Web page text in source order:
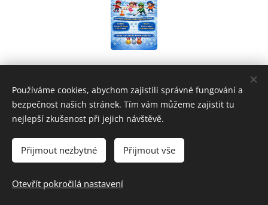
© 2024 Základní škola a Mateřská škola Uherský Brod-Havřice,
příspěvková organizace | Všechna práva vyhrazena.
Cookies
Používáme cookies, abychom zajistili správné fungování a
bezpečnost našich stránek. Tím vám můžeme zajistit tu
nejlepší zkušenost při jejich návštěvě.
Přijmout nezbytné Přijmout vše
Otevřít pokročilá nastavení